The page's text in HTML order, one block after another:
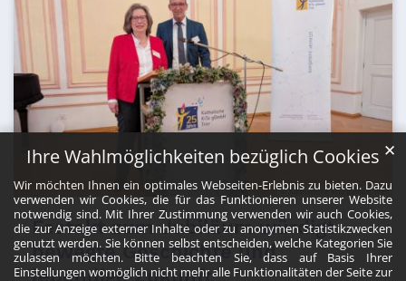
Ihre Wahlmöglichkeiten bezüglich Cookies
Wir möchten Ihnen ein optimales Webseiten-Erlebnis zu bieten. Dazu
verwenden wir Cookies, die für das Funktionieren unserer Website
notwendig sind. Mit Ihrer Zustimmung verwenden wir auch Cookies,
die zur Anzeige externer Inhalte oder zu anonymen Statistikzwecken
genutzt werden. Sie können selbst entscheiden, welche Kategorien Sie
zulassen möchten. Bitte beachten Sie, dass auf Basis Ihrer
Einstellungen womöglich nicht mehr alle Funktionalitäten der Seite zur
✕
© Katholische KiTa gGmbH Trier
Festakt zum Jubiläum würdigt
bewegte Geschichte und
lebendige Zukunft